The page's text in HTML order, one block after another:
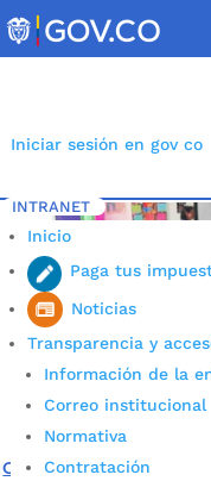
to
content
Iniciar sesión en gov co
INTRANET
Inicio
Paga tus
Noticias
Transparencia y
Información de la
Correo institucional
Normativa
Contratación
Inicio 5 Etiqueta:
Garantizamos una